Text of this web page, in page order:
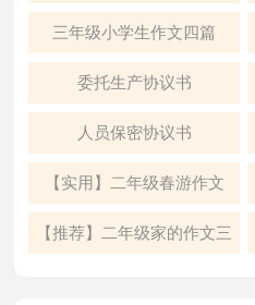
三年级小学生作文四篇
委托生产协议书
人员保密协议书
【实用】二年级春游作文
300字四篇
【推荐】二年级家的作文三